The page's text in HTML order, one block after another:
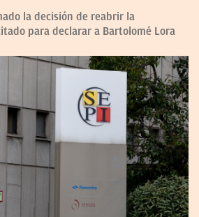
la decisión de reabrir la
para declarar a Bartolomé Lora